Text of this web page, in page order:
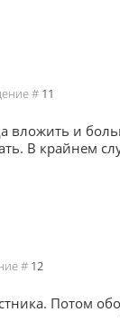
# 11
вложить и
В крайнем
# 12
Потом